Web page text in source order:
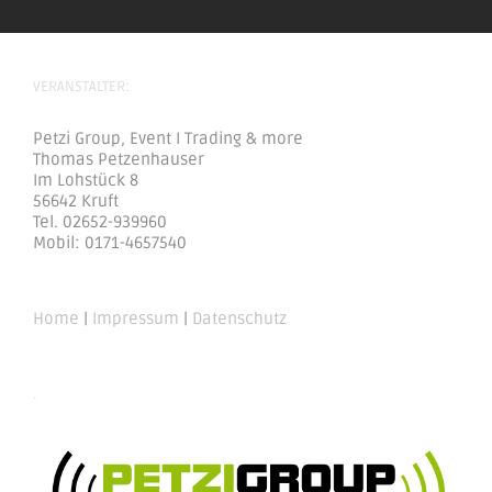
VERANSTALTER:
Petzi Group, Event I Trading & more
Thomas Petzenhauser
Im Lohstück 8
56642 Kruft
Tel. 02652-939960
Mobil: 0171-4657540
Home | Impressum | Datenschutz
.